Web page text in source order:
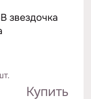
звездочка
Купить